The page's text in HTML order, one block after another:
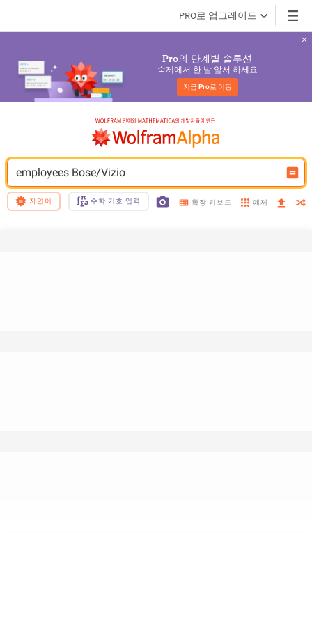
PRO로 업그레이드
Pro의 단계별 솔루션
숙제에서 한 발 앞서 하세요
지금 Pro로 이동
employees Bose/Vizio
자연어 수학 기호 입력 확장 키보드 예제